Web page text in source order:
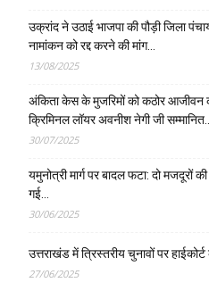
उक्रांद ने उठाई भाजपा की पौड़ी जिला
नामांकन को रद्द करने की मांग…
13/08/2025
अंकिता केस के मुजरिमों को कठोर आजीवन
क्रिमिनल लॉयर अवनीश नेगी जी सम्मानित…
30/07/2025
यमुनोत्री मार्ग पर बादल फटा: दो मजदूरों
गई…
30/06/2025
उत्तराखंड में त्रिस्तरीय चुनावों पर हाईकोर्ट
27/06/2025